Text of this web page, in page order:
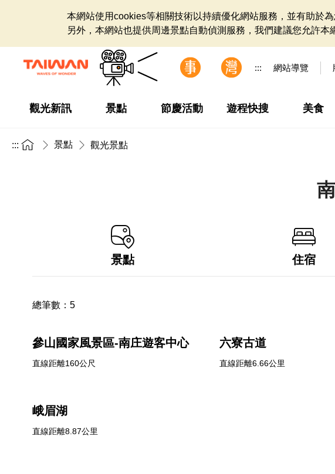
本網站使用cookies等相關技術以持續優化網站服務，並有助於
另外，本網站也提供周邊景點自動偵測服務，我們建議您允許本
::: 網站導覽
觀光新訊 景點 節慶活動 遊程快搜 美食
::: 景點 觀光景點
景點 住宿
總筆數： 5
參山國家風景區-南庄遊客中心
直線距離160公尺
六寮古道
直線距離6.66公里
峨眉湖
直線距離8.87公里